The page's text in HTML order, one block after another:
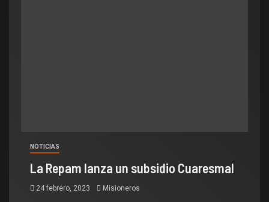
NOTICIAS
La Repam lanza un subsidio Cuaresmal
24 febrero, 2023 Misioneros